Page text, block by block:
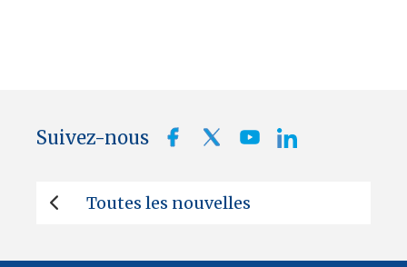
Suivez-nous
Toutes les nouvelles